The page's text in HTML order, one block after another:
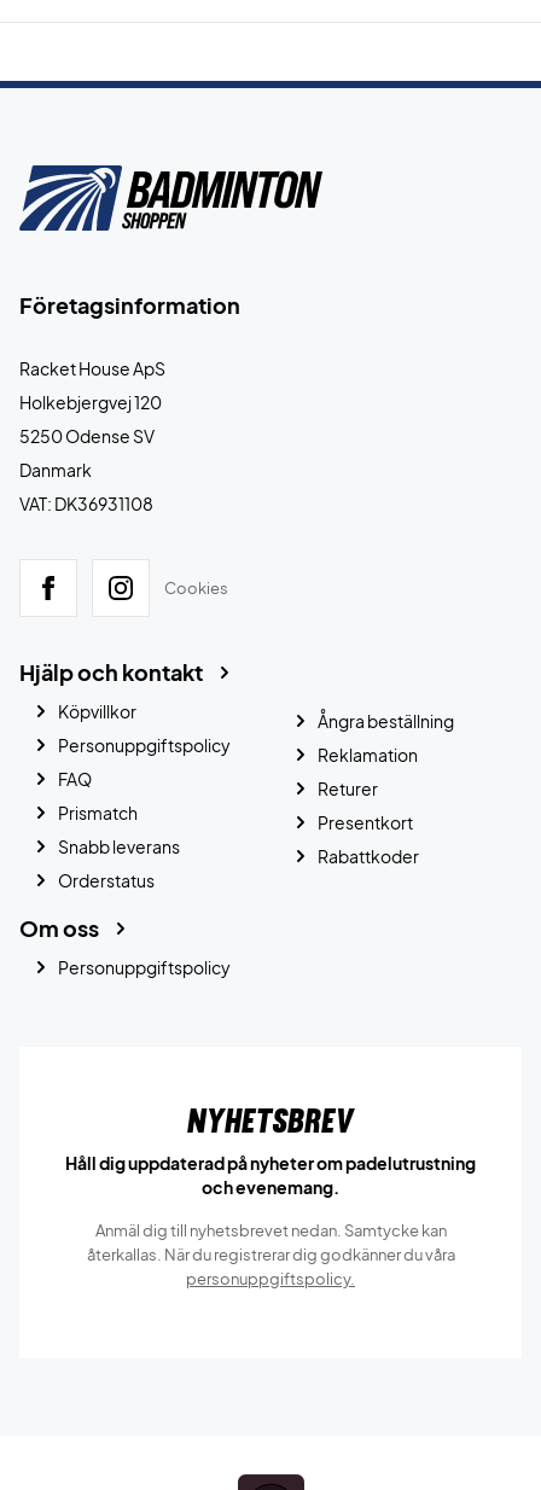
Företagsinformation
Racket House ApS
Holkebjergvej 120
5250 Odense SV
Danmark
VAT: DK36931108
Cookies
Hjälp och kontakt
Köpvillkor
Personuppgiftspolicy
FAQ
Prismatch
Snabb leverans
Orderstatus
Ångra beställning
Reklamation
Returer
Presentkort
Rabattkoder
Om oss
Personuppgiftspolicy
Nyhetsbrev
Håll dig uppdaterad på nyheter om padelutrustning
och evenemang.
Anmäl dig till nyhetsbrevet nedan. Samtycke kan
återkallas. När du registrerar dig godkänner du våra
personuppgiftspolicy.